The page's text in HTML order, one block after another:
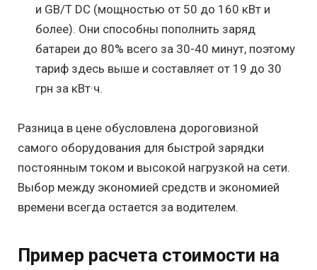
и GB/T DC (мощностью от 50 до 160 кВт и
более). Они способны пополнить заряд
батареи до 80% всего за 30-40 минут, поэтому
тариф здесь выше и составляет от 19 до 30
грн за кВт·ч.
Разница в цене обусловлена дороговизной
самого оборудования для быстрой зарядки
постоянным током и высокой нагрузкой на сети.
Выбор между экономией средств и экономией
времени всегда остается за водителем.
Пример расчета стоимости на